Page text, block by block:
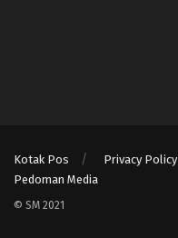
Kotak Pos Privacy Policy
Pedoman Media
© SM 2021